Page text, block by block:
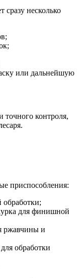
несколько
или дальнейшую
точного контроля,
приспособления:
для финишной
ржавчины и
обработки